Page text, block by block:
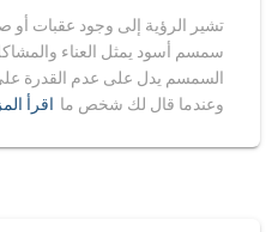
تشير الرؤية إلى وجود عقبات أو
سمسم أسود يمثل العناء
السمسم يدل على عدم القدرة
وعندما قال لك شخص ما اقرأ